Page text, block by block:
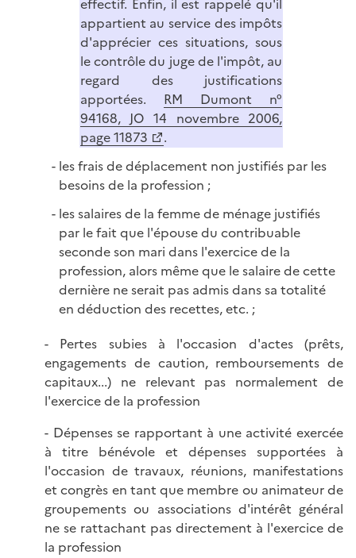
appartient au service des impôts
d'apprécier ces situations, sous
le contrôle du juge de l'impôt, au
regard des justifications
apportées. RM Dumont n°
94168, JO 14 novembre 2006,
page 11873
.
les frais de déplacement non justifiés par les
besoins de la profession ;
les salaires de la femme de ménage justifiés
par le fait que l'épouse du contribuable
seconde son mari dans l'exercice de la
profession, alors même que le salaire de cette
dernière ne serait pas admis dans sa totalité
en déduction des recettes, etc. ;
- Pertes subies à l'occasion d'actes (prêts,
engagements de caution, remboursements de
capitaux...) ne relevant pas normalement de
l'exercice de la profession
- Dépenses se rapportant à une activité exercée
à titre bénévole et dépenses supportées à
l'occasion de travaux, réunions, manifestations
et congrès en tant que membre ou animateur de
groupements ou associations d'intérêt général
ne se rattachant pas directement à l'exercice de
la profession